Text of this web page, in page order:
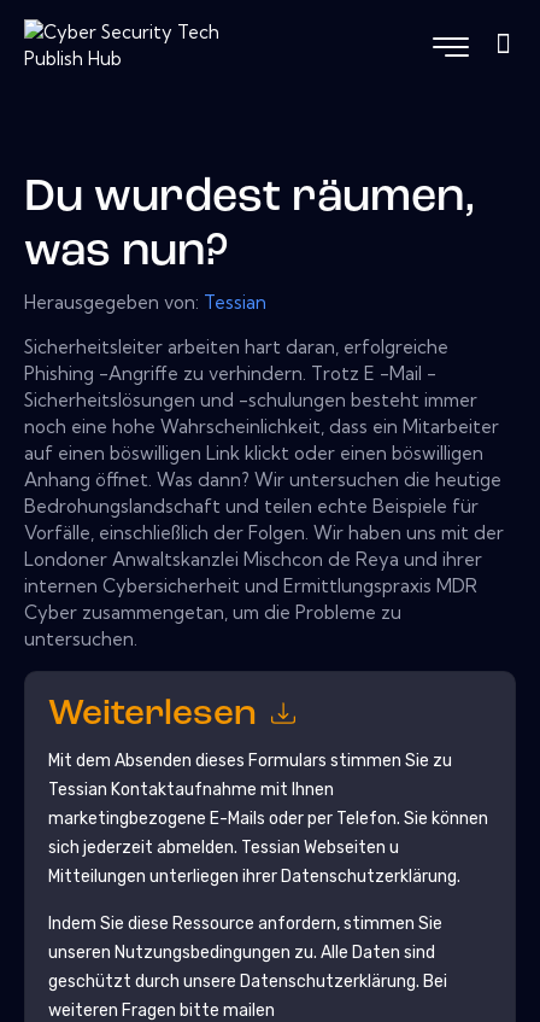
Du wurdest räumen,
was nun?
Herausgegeben von: Tessian
Sicherheitsleiter arbeiten hart daran, erfolgreiche
Phishing -Angriffe zu verhindern. Trotz E -Mail -
Sicherheitslösungen und -schulungen besteht immer
noch eine hohe Wahrscheinlichkeit, dass ein Mitarbeiter
auf einen böswilligen Link klickt oder einen böswilligen
Anhang öffnet. Was dann? Wir untersuchen die heutige
Bedrohungslandschaft und teilen echte Beispiele für
Vorfälle, einschließlich der Folgen. Wir haben uns mit der
Londoner Anwaltskanzlei Mischcon de Reya und ihrer
internen Cybersicherheit und Ermittlungspraxis MDR
Cyber ​​zusammengetan, um die Probleme zu
untersuchen.
Weiterlesen
Mit dem Absenden dieses Formulars stimmen Sie zu
Tessian Kontaktaufnahme mit Ihnen
marketingbezogene E-Mails oder per Telefon. Sie können
sich jederzeit abmelden. Tessian Webseiten u
Mitteilungen unterliegen ihrer Datenschutzerklärung.
Indem Sie diese Ressource anfordern, stimmen Sie
unseren Nutzungsbedingungen zu. Alle Daten sind
geschützt durch unsere Datenschutzerklärung. Bei
weiteren Fragen bitte mailen